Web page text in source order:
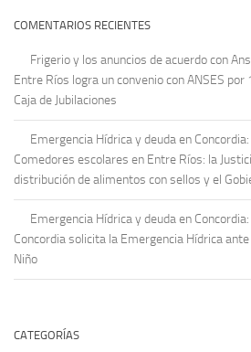
COMENTARIOS RECIENTES
Frigerio y los anuncios de acuerdo con
Entre Ríos logra un convenio con ANSES
Caja de Jubilaciones
Emergencia Hídrica y deuda en
Comedores escolares en Entre Ríos: la
distribución de alimentos con sellos y el
Emergencia Hídrica y deuda en
Concordia solicita la Emergencia Hídrica
Niño
CATEGORÍAS